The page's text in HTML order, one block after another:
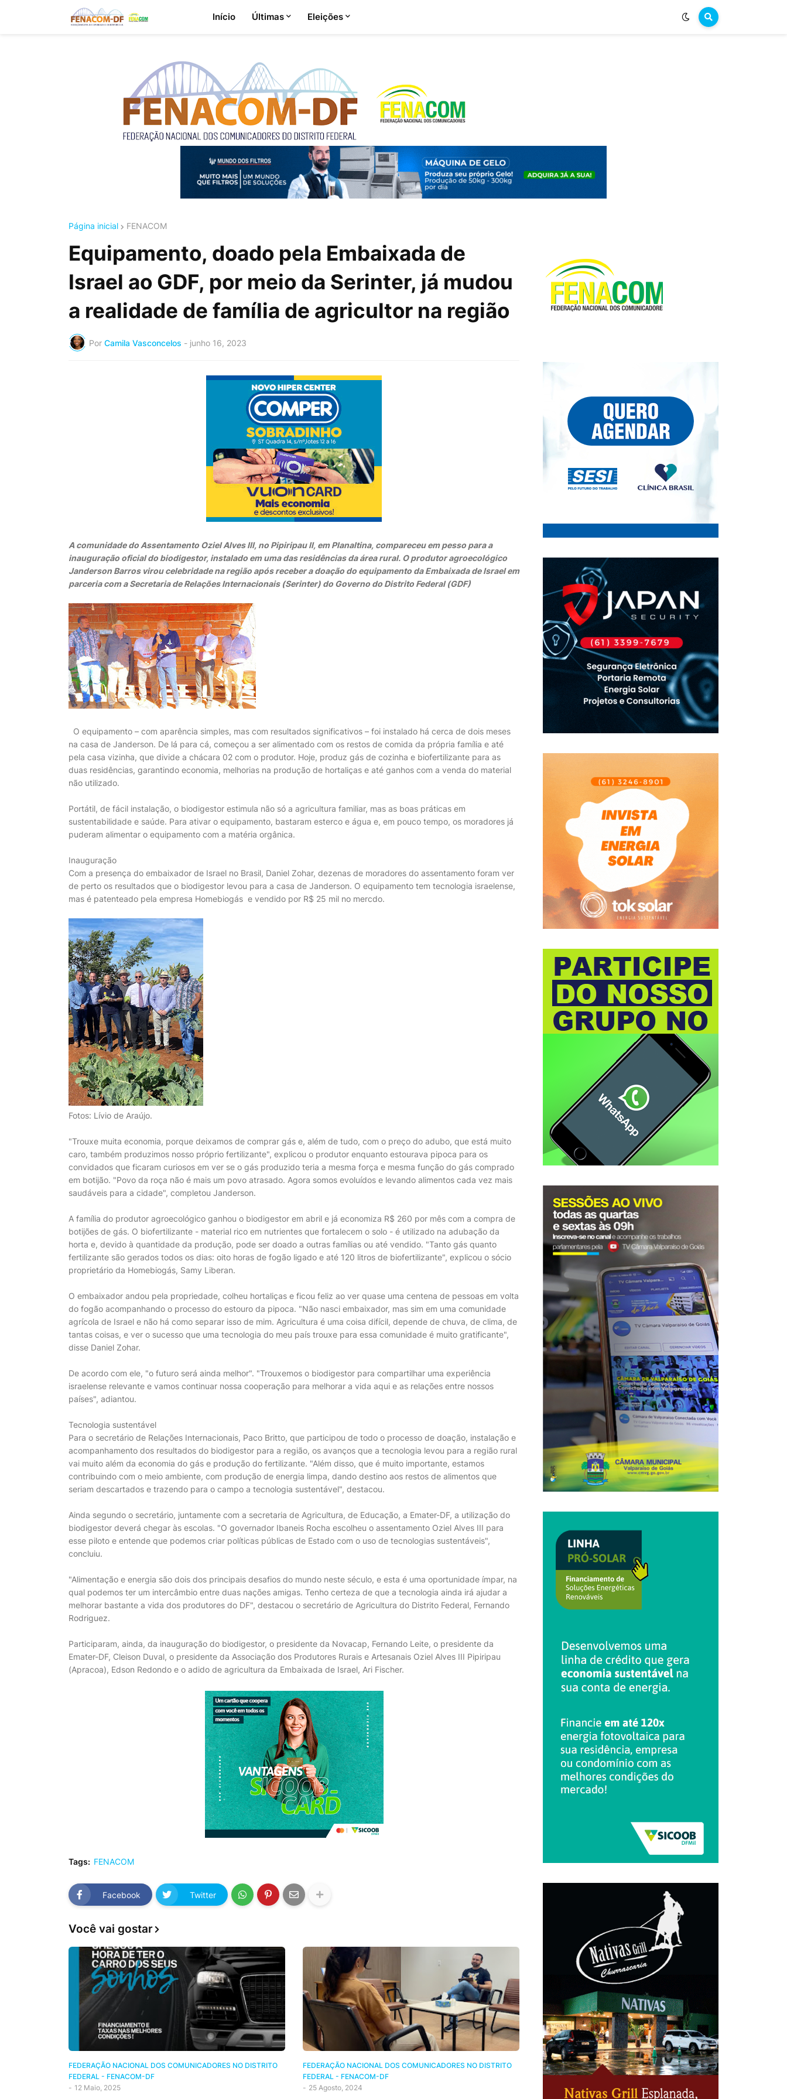
Início Últimas Eleições
Página inicial FENACOM
Equipamento, doado pela Embaixada de
Israel ao GDF, por meio da Serinter, já mudou
a realidade de família de agricultor na região
Por Camila Vasconcelos - junho 16, 2023
A comunidade do Assentamento Oziel Alves III, no Pipiripau II, em Planaltina, compareceu em pesso para a
inauguração oficial do biodigestor, instalado em uma das residências da área rural. O produtor agroecológico
Janderson Barros virou celebridade na região após receber a doação do equipamento da Embaixada de Israel em
parceria com a Secretaria de Relações Internacionais (Serinter) do Governo do Distrito Federal (GDF)
O equipamento – com aparência simples, mas com resultados significativos – foi instalado há cerca de dois meses
na casa de Janderson. De lá para cá, começou a ser alimentado com os restos de comida da própria família e até
pela casa vizinha, que divide a chácara 02 com o produtor. Hoje, produz gás de cozinha e biofertilizante para as
duas residências, garantindo economia, melhorias na produção de hortaliças e até ganhos com a venda do material
não utilizado.
Portátil, de fácil instalação, o biodigestor estimula não só a agricultura familiar, mas as boas práticas em
sustentabilidade e saúde. Para ativar o equipamento, bastaram esterco e água e, em pouco tempo, os moradores já
puderam alimentar o equipamento com a matéria orgânica.
Inauguração
Com a presença do embaixador de Israel no Brasil, Daniel Zohar, dezenas de moradores do assentamento foram ver
de perto os resultados que o biodigestor levou para a casa de Janderson. O equipamento tem tecnologia israelense,
mas é patenteado pela empresa Homebiogás e vendido por R$ 25 mil no mercdo.
Fotos: Lívio de Araújo.
"Trouxe muita economia, porque deixamos de comprar gás e, além de tudo, com o preço do adubo, que está muito
caro, também produzimos nosso próprio fertilizante", explicou o produtor enquanto estourava pipoca para os
convidados que ficaram curiosos em ver se o gás produzido teria a mesma força e mesma função do gás comprado
em botijão. "Povo da roça não é mais um povo atrasado. Agora somos evoluídos e levando alimentos cada vez mais
saudáveis para a cidade", completou Janderson.
A família do produtor agroecológico ganhou o biodigestor em abril e já economiza R$ 260 por mês com a compra de
botijões de gás. O biofertilizante - material rico em nutrientes que fortalecem o solo - é utilizado na adubação da
horta e, devido à quantidade da produção, pode ser doado a outras famílias ou até vendido. "Tanto gás quanto
fertilizante são gerados todos os dias: oito horas de fogão ligado e até 120 litros de biofertilizante", explicou o sócio
proprietário da Homebiogás, Samy Liberan.
O embaixador andou pela propriedade, colheu hortaliças e ficou feliz ao ver quase uma centena de pessoas em volta
do fogão acompanhando o processo do estouro da pipoca. "Não nasci embaixador, mas sim em uma comunidade
agrícola de Israel e não há como separar isso de mim. Agricultura é uma coisa difícil, depende de chuva, de clima, de
tantas coisas, e ver o sucesso que uma tecnologia do meu país trouxe para essa comunidade é muito gratificante",
disse Daniel Zohar.
De acordo com ele, "o futuro será ainda melhor". "Trouxemos o biodigestor para compartilhar uma experiência
israelense relevante e vamos continuar nossa cooperação para melhorar a vida aqui e as relações entre nossos
países", adiantou.
Tecnologia sustentável
Para o secretário de Relações Internacionais, Paco Britto, que participou de todo o processo de doação, instalação e
acompanhamento dos resultados do biodigestor para a região, os avanços que a tecnologia levou para a região rural
vai muito além da economia do gás e produção do fertilizante. "Além disso, que é muito importante, estamos
contribuindo com o meio ambiente, com produção de energia limpa, dando destino aos restos de alimentos que
seriam descartados e trazendo para o campo a tecnologia sustentável", destacou.
Ainda segundo o secretário, juntamente com a secretaria de Agricultura, de Educação, a Emater-DF, a utilização do
biodigestor deverá chegar às escolas. "O governador Ibaneis Rocha escolheu o assentamento Oziel Alves III para
esse piloto e entende que podemos criar políticas públicas de Estado com o uso de tecnologias sustentáveis",
concluiu.
"Alimentação e energia são dois dos principais desafios do mundo neste século, e esta é uma oportunidade ímpar, na
qual podemos ter um intercâmbio entre duas nações amigas. Tenho certeza de que a tecnologia ainda irá ajudar a
melhorar bastante a vida dos produtores do DF", destacou o secretário de Agricultura do Distrito Federal, Fernando
Rodriguez.
Participaram, ainda, da inauguração do biodigestor, o presidente da Novacap, Fernando Leite, o presidente da
Emater-DF, Cleison Duval, o presidente da Associação dos Produtores Rurais e Artesanais Oziel Alves III Pipiripau
(Apracoa), Edson Redondo e o adido de agricultura da Embaixada de Israel, Ari Fischer.
Tags: FENACOM
Facebook Twitter
Você vai gostar
FEDERAÇÃO NACIONAL DOS COMUNICADORES NO DISTRITO
FEDERAL - FENACOM-DF
- 12 Maio, 2025
FEDERAÇÃO NACIONAL DOS COMUNICADORES NO DISTRITO
FEDERAL - FENACOM-DF
- 25 Agosto, 2024